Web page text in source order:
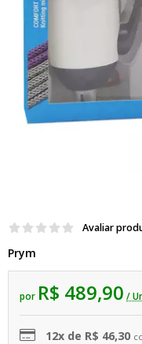
Avaliar
Prym
por R$ 489,90 /
12x de R$ 46,30